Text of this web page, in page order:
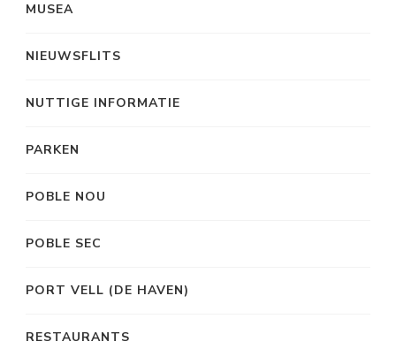
MUSEA
NIEUWSFLITS
NUTTIGE INFORMATIE
PARKEN
POBLE NOU
POBLE SEC
PORT VELL (DE HAVEN)
RESTAURANTS